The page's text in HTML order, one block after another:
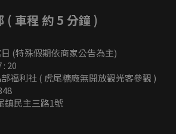
( 車程 約 5 分鐘 )
(特殊假期依商家公告為主)
: 20
福利社 ( 虎尾糖廠無開放觀光客參觀 )
鎮民主三路1號